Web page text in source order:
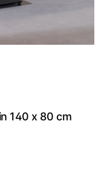
140 x 80 cm